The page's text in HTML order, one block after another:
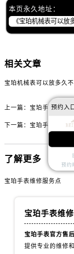
本页永久地址：
相关文章
上一篇： 宝珀手表表壳
下一篇： 宝珀手表时间
了解更多
宝珀手表维修服务点
宝珀手表维
宝珀手表官方售
提供专业的维修
预约入
预约